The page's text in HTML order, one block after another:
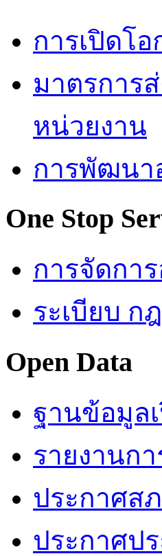
การเปิดโ
มาตรการ
หน่วยงาน
การพัฒนา
One Stop
การจัดกา
ระเบียบ ก
Open Data
ฐานข้อมูลเ
รายงานก
ประกาศส
ประกาศป